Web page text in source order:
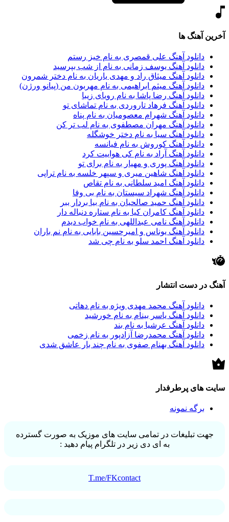
آخرین آهنگ ها
دانلود آهنگ علی قمصری به نام خیز رستم
دانلود آهنگ یوسف زمانی به نام از شب بپرسید
دانلود آهنگ میثاق راد و مهدی یاریان به نام دختر شمرون
دانلود آهنگ میثم ابراهیمی به نام مهربون من (پیانو ورژن)
دانلود آهنگ رضا پاشا به نام رویای زیبا
دانلود آهنگ فرهاد تاروردی به نام تماشای تو
دانلود آهنگ شهرام معصومیان به نام پناه
دانلود آهنگ مهران مصطفوی به نام لب تر کن
دانلود آهنگ سیا به نام دختر خوشگله
دانلود آهنگ کوروش به نام فیانسه
دانلود آهنگ آراد به نام کی هواییت کرد
دانلود آهنگ پوری و مهیار به نام برای تو
دانلود آهنگ شاهین میری و سپهر خلسه به نام تراپی
دانلود آهنگ امید سلطانی به نام تقاص
دانلود آهنگ شهراد سیستان به نام بی وفا
دانلود آهنگ حمید صالحیان به نام بیا بردار ببر
دانلود آهنگ کامران کیا به نام ستاره دنباله دار
دانلود آهنگ نامی عبداللهی به نام خواب دیدم
دانلود آهنگ یوناس و امیرحسین بابایی به نام نم باران
دانلود آهنگ احمد سلو به نام چی شد
آهنگ در دست انتشار
دانلود آهنگ محمد مهدی ویژه به نام دهاتی
دانلود آهنگ یاسر بینام به نام خورشید
دانلود آهنگ عرشیا به نام بند
دانلود آهنگ محمدرضا آزادپور به نام زخمی
دانلود آهنگ بهنام صفوی به نام چند بار عاشق شدی
سایت های پرطرفدار
برگه نمونه
جهت تبلیغات در تمامی سایت های موزیک به صورت گسترده
به ای دی زیر در تلگرام پیام دهید :
T.me/FKcontact